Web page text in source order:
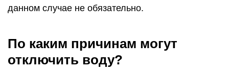
данном случае не обязательно.
По каким причинам могут
отключить воду?